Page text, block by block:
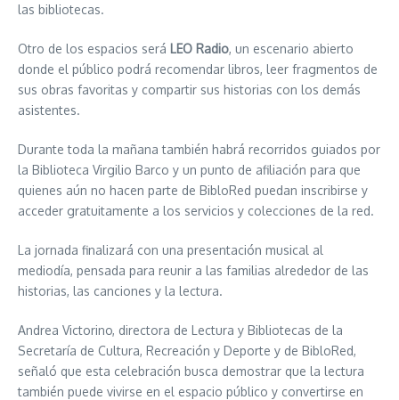
las bibliotecas.
Otro de los espacios será LEO Radio, un escenario abierto
donde el público podrá recomendar libros, leer fragmentos de
sus obras favoritas y compartir sus historias con los demás
asistentes.
Durante toda la mañana también habrá recorridos guiados por
la Biblioteca Virgilio Barco y un punto de afiliación para que
quienes aún no hacen parte de BibloRed puedan inscribirse y
acceder gratuitamente a los servicios y colecciones de la red.
La jornada finalizará con una presentación musical al
mediodía, pensada para reunir a las familias alrededor de las
historias, las canciones y la lectura.
Andrea Victorino, directora de Lectura y Bibliotecas de la
Secretaría de Cultura, Recreación y Deporte y de BibloRed,
señaló que esta celebración busca demostrar que la lectura
también puede vivirse en el espacio público y convertirse en